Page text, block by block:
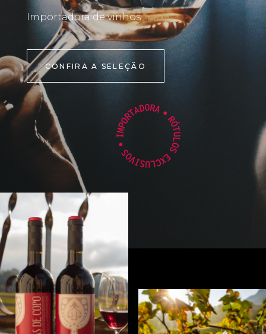
Importadora de vinhos
CONFIRA A SELEÇÃO